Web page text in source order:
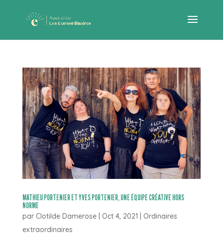
MATHIEU PORTENIER ET YVES PORTENIER, UNE ÉQUIPE CRÉATIVE HORS
NORME
par Clotilde Damerose| Oct 4, 2021
Ordinaires
extraordinaires